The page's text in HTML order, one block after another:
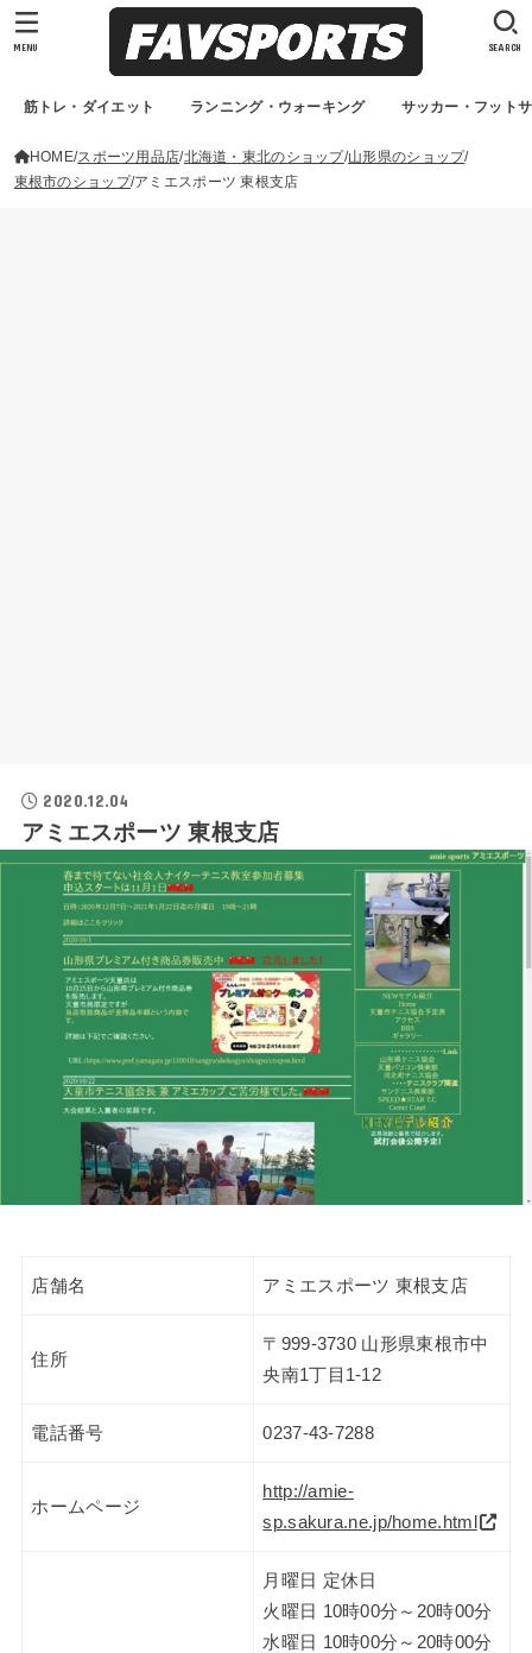
筋トレ・ダイエット ランニング・ウォーキング サッカー・フット
SEARCH
MENU
HOME スポーツ用品店 北海道・東北のショップ 山形県のショップ
東根市のショップ アミエスポーツ 東根支店
2020.12.04
アミエスポーツ 東根支店
店舗名 アミエスポーツ 東根支店
住所
〒999-3730 山形県東根市中
央南1丁目1-12
電話番号 0237-43-7288
ホームページ
http://amie-
sp.sakura.ne.jp/home.html
月曜日 定休日
火曜日 10時00分～20時00分
水曜日 10時00分～20時00分